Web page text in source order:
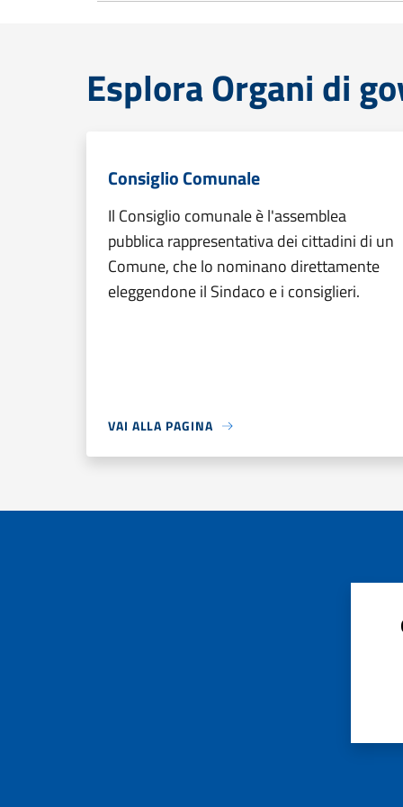
Esplora Organi di
Consiglio Comunale
Il Consiglio comunale è l'assemblea
pubblica rappresentativa dei cittadini di un
Comune, che lo nominano direttamente
eleggendone il Sindaco e i consiglieri.
VAI ALLA PAGINA